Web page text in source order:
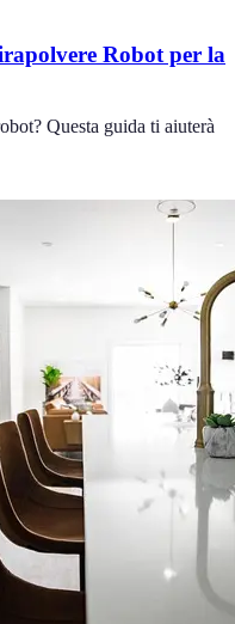
Robot per la
Questa guida ti aiuterà